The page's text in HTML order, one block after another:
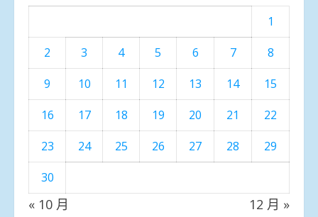
1
2
3 4 5 6 7
8
9
10 11 12 13 14
15
16
17 18 19 20 21
22
23
24 25 26 27 28
29
30
« 10 月 12 月 »